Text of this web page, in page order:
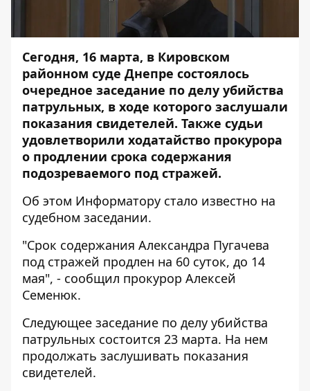
Сегодня, 16 марта, в Кировском
районном суде Днепре состоялось
очередное заседание по делу убийства
патрульных, в ходе которого заслушали
показания свидетелей. Также судьи
удовлетворили ходатайство прокурора
о продлении срока содержания
подозреваемого под стражей.
Об этом Информатору стало известно на
судебном заседании.
"Срок содержания Александра Пугачева
под стражей продлен на 60 суток, до 14
мая", - сообщил прокурор Алексей
Семенюк.
Следующее заседание по делу убийства
патрульных состоится 23 марта. На нем
продолжать заслушивать показания
свидетелей.